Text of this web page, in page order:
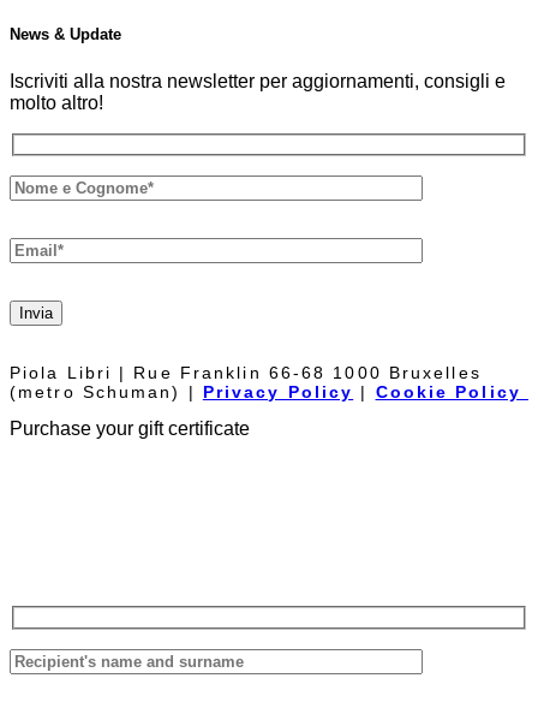
News & Update
Iscriviti alla nostra newsletter per aggiornamenti, consigli e
molto altro!
Invia
Piola Libri | Rue Franklin 66-68 1000 Bruxelles
(metro Schuman) | Privacy Policy | Cookie Policy
Purchase your gift certificate